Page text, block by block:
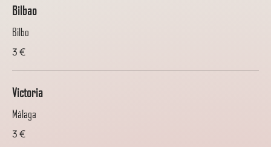
Bilbao
Bilbo
3 €
Victoria
Málaga
3 €